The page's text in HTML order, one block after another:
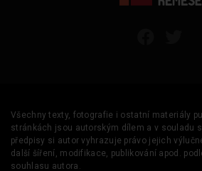
Všechny texty, fotografie i ostatní materiály
stránkách jsou autorským dílem a v souladu
předpisy si autor vyhrazuje právo jejich
další šíření, modifikace, publikování apod.
souhlasu autora.